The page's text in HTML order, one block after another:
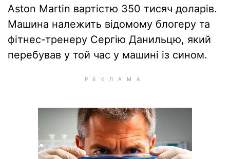
Aston Martin вартістю 350 тисяч доларів.
Машина належить відомому блогеру та
фітнес-тренеру Сергію Данильцю, який
перебував у той час у машині із сином.